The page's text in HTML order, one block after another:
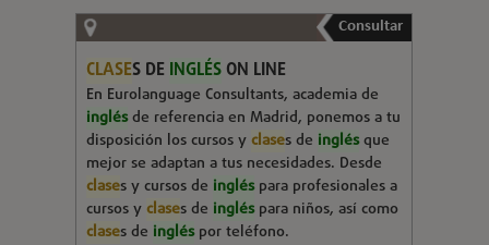
Consultar
CLASES DE INGLÉSON LINE
En Eurolanguage Consultants, academia de
inglésde referencia en Madrid, ponemos a tu
disposición los cursos yclases de inglésque
mejor se adaptan a tus necesidades. Desde
clases y cursos de ingléspara profesionales a
cursos yclases de ingléspara niños, así como
clases de ingléspor teléfono.